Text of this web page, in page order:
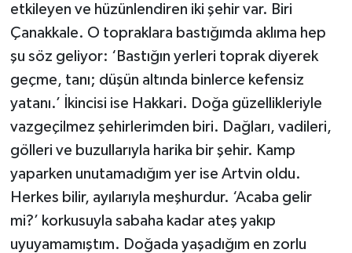
etkileyen ve hüzünlendiren iki şehir var. Biri
Çanakkale. O topraklara bastığımda aklıma hep
şu söz geliyor: ‘Bastığın yerleri toprak diyerek
geçme, tanı; düşün altında binlerce kefensiz
yatanı.’ İkincisi ise Hakkari. Doğa güzellikleriyle
vazgeçilmez şehirlerimden biri. Dağları, vadileri,
gölleri ve buzullarıyla harika bir şehir. Kamp
yaparken unutamadığım yer ise Artvin oldu.
Herkes bilir, ayılarıyla meşhurdur. ‘Acaba gelir
mi?’ korkusuyla sabaha kadar ateş yakıp
uyuyamamıştım. Doğada yaşadığım en zorlu